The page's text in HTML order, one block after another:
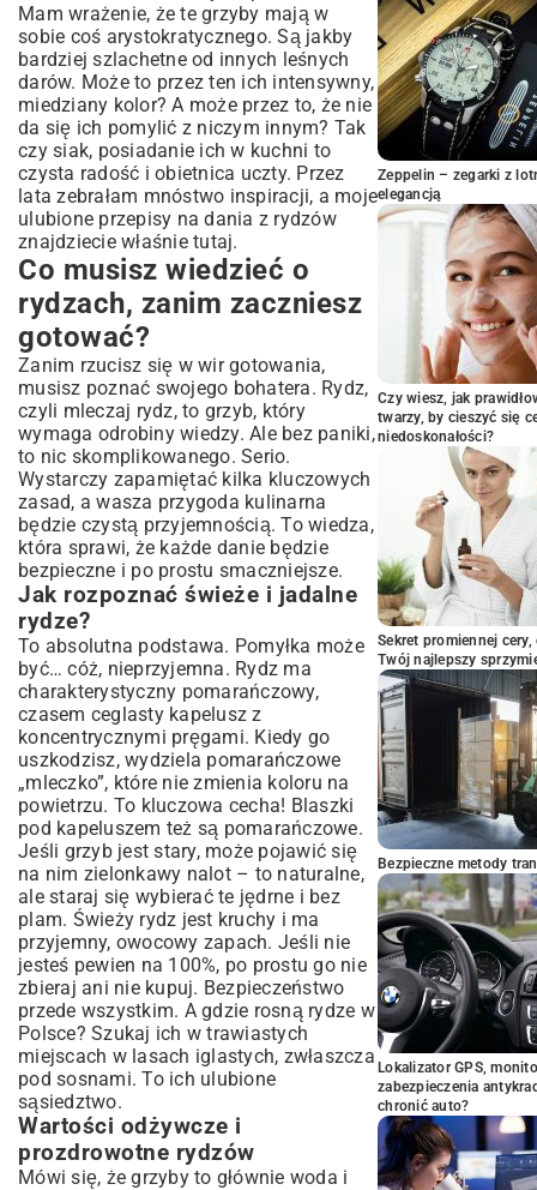
Rozgrzewająca zupa krem z rydzów –
idealna na chłodne dni
Pierogi z farszem z rydzów – tradycja w
nowoczesnym wydaniu
Rydze w nowej odsłonie – inspirujące
przepisy dla smakoszy
Risotto z rydzami i parmezanem –
elegancja na talerzu
Zapiekanka z rydzami i serem – sycąca
propozycja
Marynowane rydze – smak lata zamknięty
w słoiku
Jakie dodatki idealnie komponują się z
rydzami?
Zioła i przyprawy, które podkreślą aromat
rydzów
Idealne wina do dań z rydzów
Podsumowanie – rydze – dlaczego
warto jeść?
Mam wrażenie, że te grzyby mają w
sobie coś arystokratycznego. Są jakby
bardziej szlachetne od innych leśnych
darów. Może to przez ten ich intensywny,
miedziany kolor? A może przez to, że nie
da się ich pomylić z niczym innym? Tak
czy siak, posiadanie ich w kuchni to
czysta radość i obietnica uczty. Przez
lata zebrałam mnóstwo inspiracji, a moje
ulubione przepisy na dania z rydzów
znajdziecie właśnie tutaj.
Co musisz wiedzieć o
rydzach, zanim zaczniesz
gotować?
Zanim rzucisz się w wir gotowania,
musisz poznać swojego bohatera. Rydz,
czyli mleczaj rydz, to grzyb, który
wymaga odrobiny wiedzy. Ale bez paniki,
to nic skomplikowanego. Serio.
Wystarczy zapamiętać kilka kluczowych
zasad, a wasza przygoda kulinarna
będzie czystą przyjemnością. To wiedza,
która sprawi, że każde danie będzie
bezpieczne i po prostu smaczniejsze.
Jak rozpoznać świeże i jadalne
rydze?
To absolutna podstawa. Pomyłka może
być… cóż, nieprzyjemna. Rydz ma
charakterystyczny pomarańczowy,
czasem ceglasty kapelusz z
koncentrycznymi pręgami. Kiedy go
uszkodzisz, wydziela pomarańczowe
„mleczko”, które nie zmienia koloru na
powietrzu. To kluczowa cecha! Blaszki
pod kapeluszem też są pomarańczowe.
Jeśli grzyb jest stary, może pojawić się
na nim zielonkawy nalot – to naturalne,
ale staraj się wybierać te jędrne i bez
plam. Świeży rydz jest kruchy i ma
przyjemny, owocowy zapach. Jeśli nie
jesteś pewien na 100%, po prostu go nie
zbieraj ani nie kupuj. Bezpieczeństwo
przede wszystkim. A gdzie rosną rydze w
Polsce? Szukaj ich w trawiastych
miejscach w lasach iglastych, zwłaszcza
pod sosnami. To ich ulubione
sąsiedztwo.
Wartości odżywcze i
prozdrowotne rydzów
Mówi się, że grzyby to głównie woda i
Zeppelin – zegarki z
elegancją
Czy wiesz, jak
twarzy, by cieszyć się
niedoskonałości?
Sekret promiennej
Twój najlepszy
Bezpieczne metody
Lokalizator GPS,
zabezpieczenia
chronić auto?